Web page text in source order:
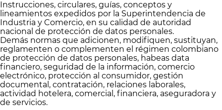
Instrucciones, circulares, guías, conceptos y
lineamientos expedidos por la Superintendencia de
Industria y Comercio, en su calidad de autoridad
nacional de protección de datos personales.
Demás normas que adicionen, modifiquen, sustituyan,
reglamenten o complementen el régimen colombiano
de protección de datos personales, habeas data
financiero, seguridad de la información, comercio
electrónico, protección al consumidor, gestión
documental, contratación, relaciones laborales,
actividad hotelera, comercial, financiera, aseguradora y
de servicios.